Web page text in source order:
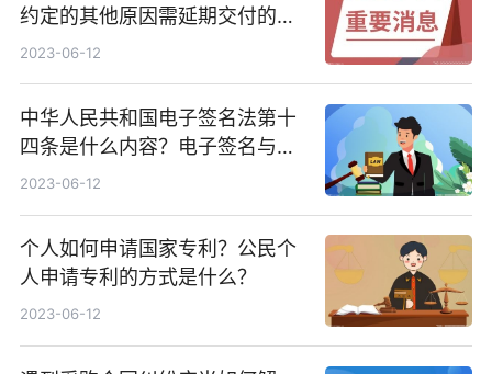
约定的其他原因需延期交付的怎
么处理？
2023-06-12
中华人民共和国电子签名法第十
四条是什么内容？电子签名与手
写签名的区别是什么？
2023-06-12
个人如何申请国家专利？公民个
人申请专利的方式是什么？
2023-06-12